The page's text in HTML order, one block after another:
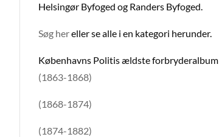
Helsingør Byfoged og Randers Byfoged.
Søg hereller se alle i en kategori herunder.
Københavns Politis ældste forbryderalbum
(1863-1868)
(1868-1874)
(1874-1882)